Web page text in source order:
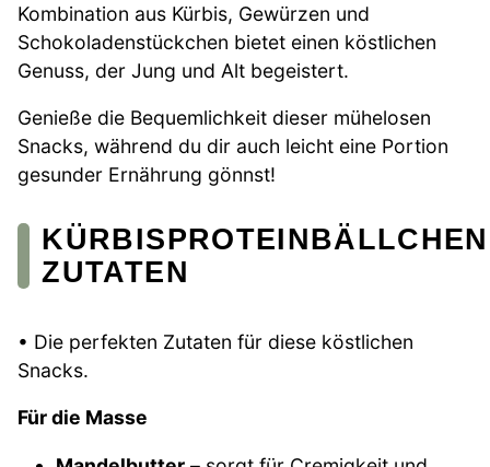
Kombination aus Kürbis, Gewürzen und
Schokoladenstückchen bietet einen köstlichen
Genuss, der Jung und Alt begeistert.
Genieße die Bequemlichkeit dieser mühelosen
Snacks, während du dir auch leicht eine Portion
gesunder Ernährung gönnst!
KÜRBISPROTEINBÄLLCHEN
ZUTATEN
• Die perfekten Zutaten für diese köstlichen
Snacks.
Für die Masse